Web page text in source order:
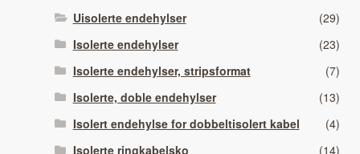
Uisolerte endehylser
(29)
Isolerte endehylser
(23)
Isolerte endehylser, stripsformat
(7)
Isolerte, doble endehylser
(13)
Isolert endehylse for dobbeltisolert kabel
(4)
Isolerte ringkabelsko
(14)